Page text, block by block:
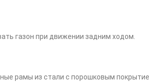
газон при движении задним ходом.
рамы из стали с порошковым